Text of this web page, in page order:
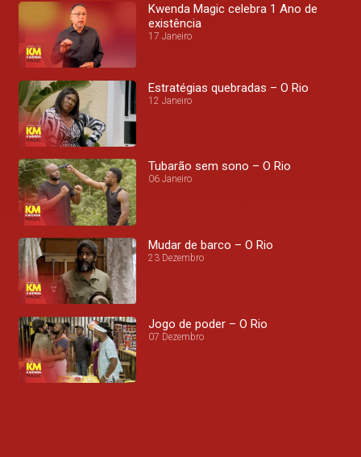
Kwenda Magic celebra 1 Ano de
existência
17 Janeiro
Estratégias quebradas – O Rio
12 Janeiro
Tubarão sem sono – O Rio
06 Janeiro
Mudar de barco – O Rio
23 Dezembro
Jogo de poder – O Rio
07 Dezembro